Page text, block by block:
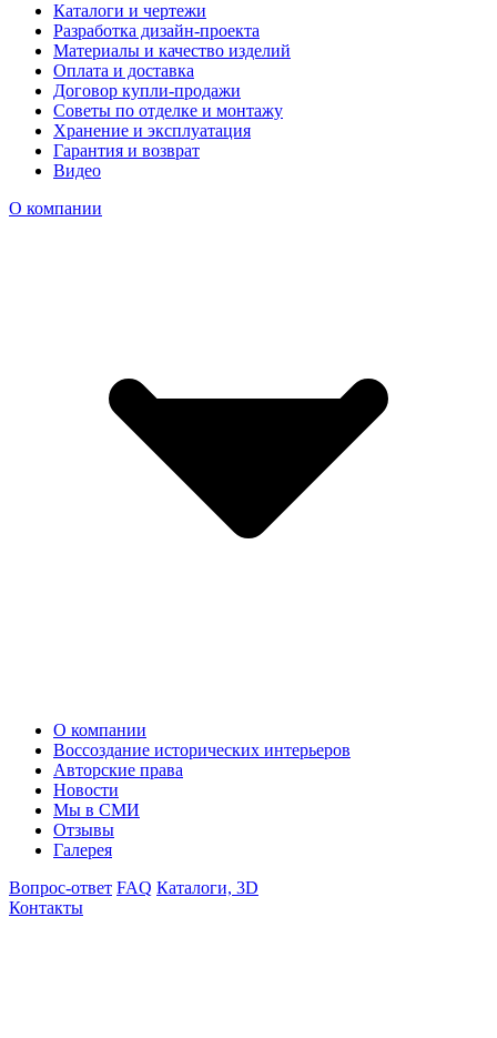
Каталоги и чертежи
Разработка дизайн-проекта
Материалы и качество изделий
Оплата и доставка
Договор купли-продажи
Советы по отделке и монтажу
Хранение и эксплуатация
Гарантия и возврат
Видео
О компании
О компании
Воссоздание исторических интерьеров
Авторские права
Новости
Мы в СМИ
Отзывы
Галерея
Вопрос-ответ FAQ Каталоги, 3D
Контакты